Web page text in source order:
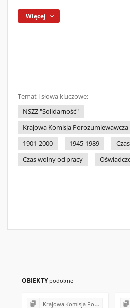
Więcej
Temat i słowa kluczowe:
NSZZ "Solidarność"
Krajowa Komisja Porozumiewawcza
1901-2000
1945-1989
Czas wolny od pracy
OBIEKTY podobne
Krajowa Komisja Porozumiewawcza NSZZ "Solidarność" (1980-1981)